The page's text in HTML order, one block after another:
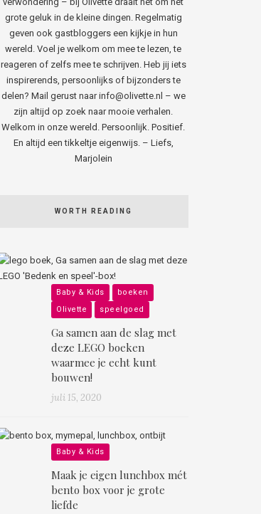
grote geluk in de kleine dingen. Regelmatig
geven ook gastbloggers een kijkje in hun
wereld. Voel je welkom om mee te lezen, te
reageren of zelfs mee te schrijven. Heb jij iets
inspirerends, persoonlijks of bijzonders te
delen? Mail gerust naar info@olivette.nl – we
zijn altijd op zoek naar mooie verhalen.
Welkom in onze wereld. Persoonlijk. Positief.
En altijd een tikkeltje eigenwijs. – Liefs,
Marjolein
WORTH READING
Baby & Kids
boeken
Olivette
speelgoed
Ga samen aan de slag met
deze LEGO boeken
waarmee je echt kunt
bouwen!
juli 15, 2020
Baby & Kids
Maak je eigen lunchbox mét
bento box voor je grote
liefde